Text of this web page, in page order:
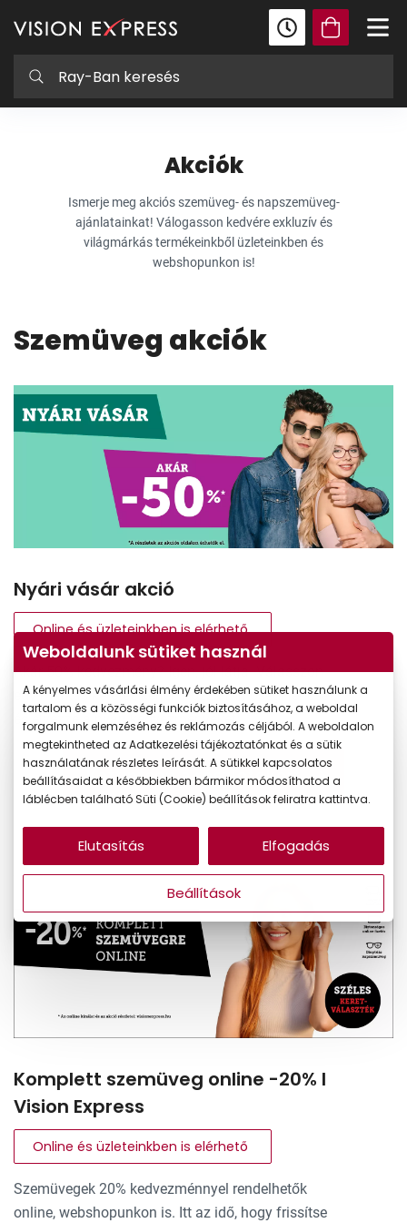
Akciók
Ismerje meg akciós szemüveg- és napszemüveg-
ajánlatainkat! Válogasson kedvére exkluzív és
világmárkás termékeinkből üzleteinkben és
webshopunkon is!
Szemüveg akciók
Nyári vásár akció
Online és üzleteinkben is elérhető
Akár 50% kedvezmény? Igen, jól látja. Válasszon
egy márkás keretet, kérjen hozzá minőségi lencsét,
és élvezze a nyári kedvezményeket!
Kattintson a részletekért
Komplett szemüveg online -20% I
Vision Express
Online és üzleteinkben is elérhető
Szemüvegek 20% kedvezménnyel rendelhetők
online, webshopunkon is. Itt az idő, hogy frissítse
Weboldalunk sütiket használ
A kényelmes vásárlási élmény érdekében sütiket használunk a
tartalom és a közösségi funkciók biztosításához, a weboldal
forgalmunk elemzéséhez és reklámozás céljából. A weboldalon
megtekintheted az Adatkezelési tájékoztatónkat és a sütik
használatának részletes leírását. A sütikkel kapcsolatos
beállításaidat a későbbiekben bármikor módosíthatod a
láblécben található Süti (Cookie) beállítások feliratra kattintva.
Beállítások
Elutasítás Elfogadás